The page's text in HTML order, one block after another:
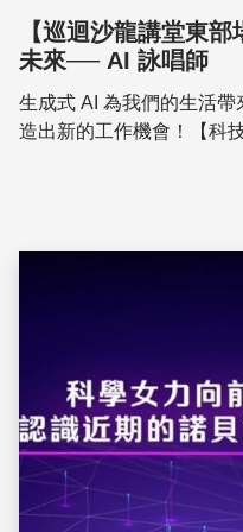
【巡迴沙龍講堂東
未來── AI 詠唱師
生成式 AI 為我們的生活
造出新的工作機會！【科